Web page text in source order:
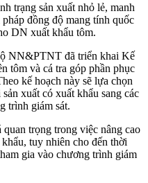
trạng sản xuất nhỏ lẻ, manh
đồng độ mang tính quốc
DN xuất khẩu tôm.
NN&PTNT đã triển khai Kế
tôm và cá tra góp phần phục
kế hoạch này sẽ lựa chọn
xuất có xuất khẩu sang các
trình giám sát.
trọng trong việc nâng cao
tuy nhiên cho đến thời
gia vào chương trình giám